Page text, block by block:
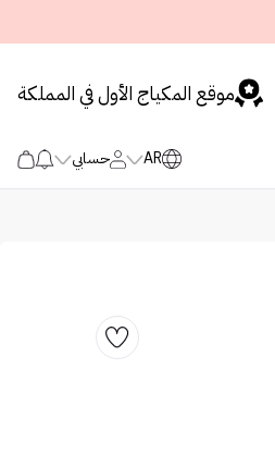
موقع المكياج الأول في المملكة
AR حسابي